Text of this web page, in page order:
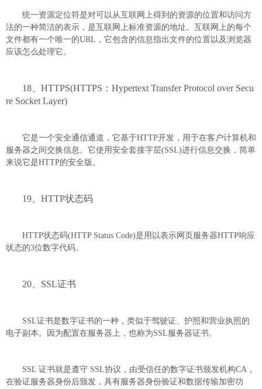
统一资源定位符是对可以从互联网上得到的资源的位置和访问方
法的一种简洁的表示，是互联网上标准资源的地址。互联网上的每个
文件都有一个唯一的URL，它包含的信息指出文件的位置以及浏览器
应该怎么处理它。
18、HTTPS(HTTPS：Hypertext Transfer Protocol over Secu
re Socket Layer)
它是一个安全通信通道，它基于HTTP开发，用于在客户计算机和
服务器之间交换信息。它使用安全套接字层(SSL)进行信息交换，简单
来说它是HTTP的安全版。
19、HTTP状态码
HTTP状态码(HTTP Status Code)是用以表示网页服务器HTTP响应
状态的3位数字代码。
20、SSL证书
SSL证书是数字证书的一种，类似于驾驶证、护照和营业执照的
电子副本。因为配置在服务器上，也称为SSL服务器证书。
SSL 证书就是遵守 SSL协议，由受信任的数字证书颁发机构CA，
在验证服务器身份后颁发，具有服务器身份验证和数据传输加密功